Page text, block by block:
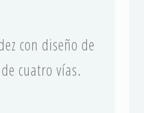
con diseño de
cuatro vías.